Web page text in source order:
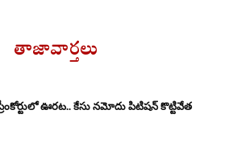
తాజావార్తలు
ఊరట.. కేసు నమోదు పిటిషన్ కొట్టివేత